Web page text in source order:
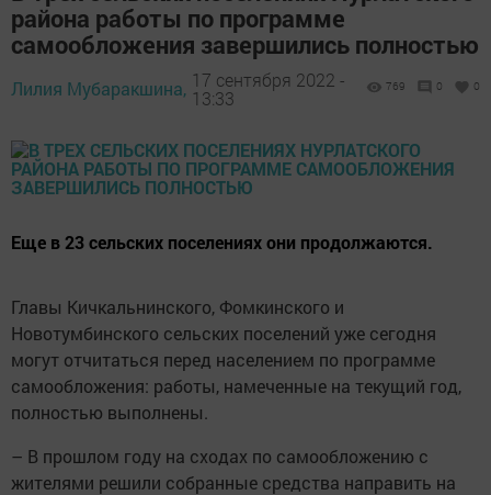
района работы по программе
самообложения завершились полностью
Лилия Мубаракшина, 17 сентября 2022 -
13:33
769 0 0
Еще в 23 сельских поселениях они продолжаются.
Главы Кичкальнинского, Фомкинского и
Новотумбинского сельских поселений уже сегодня
могут отчитаться перед населением по программе
самообложения: работы, намеченные на текущий год,
полностью выполнены.
– В прошлом году на сходах по самообложению с
жителями решили собранные средства направить на